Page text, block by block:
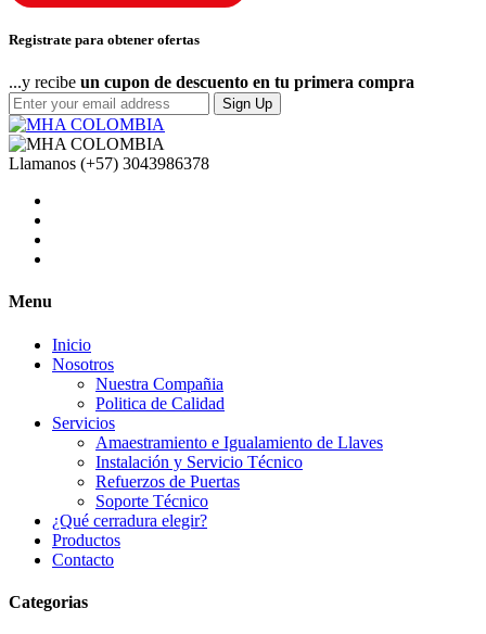
Registrate para obtener ofertas
...y recibe un cupon de descuento en tu primera compra
Sign Up
Llamanos (+57) 3043986378
Menu
Inicio
Nosotros
Nuestra Compañia
Politica de Calidad
Servicios
Amaestramiento e Igualamiento de Llaves
Instalación y Servicio Técnico
Refuerzos de Puertas
Soporte Técnico
¿Qué cerradura elegir?
Productos
Contacto
Categorias